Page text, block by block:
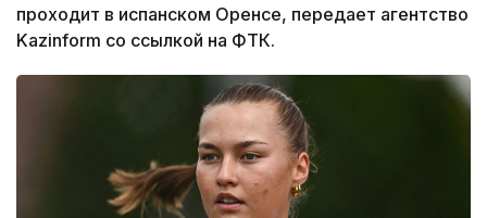
проходит в испанском Оренсе, передает агентство
Kazinform со ссылкой на ФТК.